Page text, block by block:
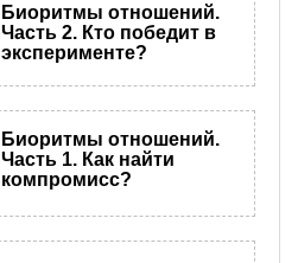
Биоритмы отношений.
Часть 2. Кто победит в
эксперименте?
Биоритмы отношений.
Часть 1. Как найти
компромисс?